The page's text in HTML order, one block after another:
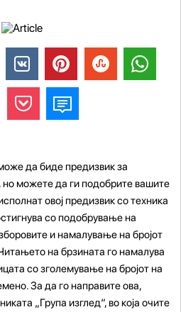
да биде предизвик за
но можете да ги подобрите вашите
овој предизвик со техника
со подобрување на
и намалување на бројот
на брзината го намалува
со зголемување на бројот на
За да го направите ова,
„Група изглед“, во која очите